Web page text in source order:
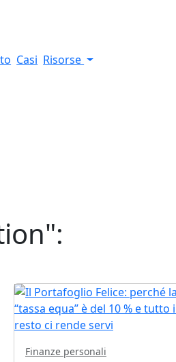
Casi Risorse
":
Finanze personali